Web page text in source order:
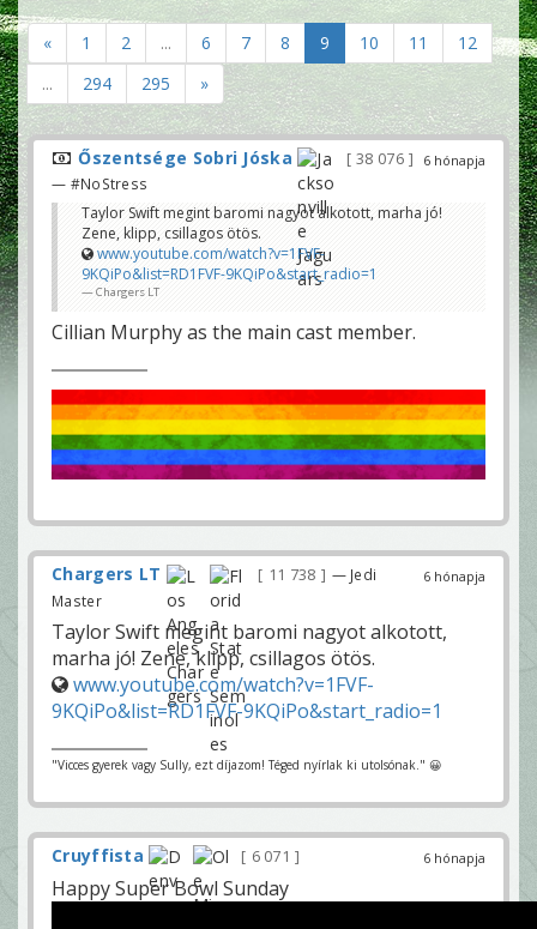
« 1 2 ... 6 7 8 9 10 11
12
...
294 295 »
6 hónapja
Őszentsége Sobri Jóska 38 076
— #NoStress
Taylor Swift megint baromi nagyot alkotott, marha jó!
Zene, klipp, csillagos ötös.
www.youtube.com/watch?v=1FVF-
9KQiPo&list=RD1FVF-9KQiPo&start_radio=1
Chargers LT
Cillian Murphy as the main cast member.
6 hónapja
Chargers LT 11 738
— Jedi
Master
Taylor Swift megint baromi nagyot alkotott,
marha jó! Zene, klipp, csillagos ötös.
www.youtube.com/watch?v=1FVF-
9KQiPo&list=RD1FVF-9KQiPo&start_radio=1
"Vicces gyerek vagy Sully, ezt díjazom! Téged nyírlak ki utolsónak." 😀
6 hónapja
Cruyffista 6 071
Happy Super Bowl Sunday